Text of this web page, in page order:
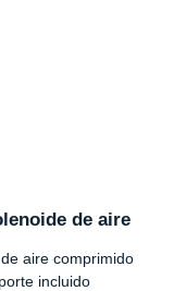
de aire
aire comprimido
incluido